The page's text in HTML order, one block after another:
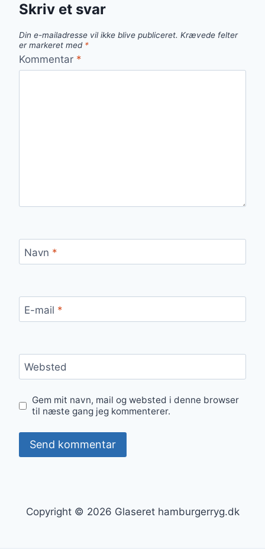
Skriv et svar
Din e-mailadresse vil ikke blive publiceret. Krævede felter
er markeret med *
Kommentar *
Navn *
E-mail *
Websted
Gem mit navn, mail og websted i denne browser
til næste gang jeg kommenterer.
Copyright © 2026 Glaseret hamburgerryg.dk